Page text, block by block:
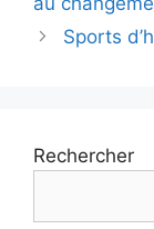
Sports
Rechercher